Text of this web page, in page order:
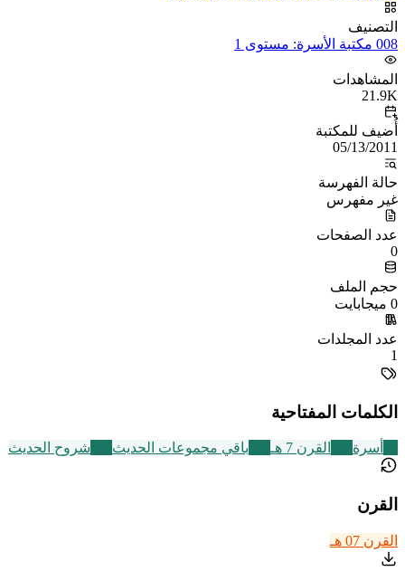
التصنيف
008 مكتبة الأسرة: مستوى 1
المشاهدات
21.9K
أُضيف للمكتبة
05/13/2011
حالة الفهرسة
غير مفهرس
عدد الصفحات
0
حجم الملف
0 ميجابايت
عدد المجلدات
1
الكلمات المفتاحية
أسرة القرن 7 هـ باقي مجموعات الحديث شروح الحديث
القرن
القرن 07 هـ